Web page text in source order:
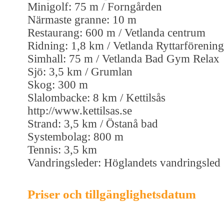
Minigolf: 75 m / Forngården
Närmaste granne: 10 m
Restaurang: 600 m / Vetlanda centrum
Ridning: 1,8 km / Vetlanda Ryttarförening
Simhall: 75 m / Vetlanda Bad Gym Relax
Sjö: 3,5 km / Grumlan
Skog: 300 m
Slalombacke: 8 km / Kettilsås
http://www.kettilsas.se
Strand: 3,5 km / Östanå bad
Systembolag: 800 m
Tennis: 3,5 km
Vandringsleder: Höglandets vandringsled
Priser och tillgänglighetsdatum